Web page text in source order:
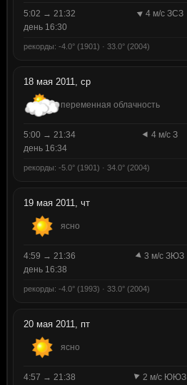
5:02 → 21:32
4 м/с ЗСЗ
день 16:30
рекорды: -4.0° (1901) · 33.0° (2004)
18 мая 2011, ср
переменная облачность
5:00 → 21:34
4 м/с З
день 16:34
рекорды: -5.0° (1901) · 34.0° (2004)
19 мая 2011, чт
ясно
4:59 → 21:36
3 м/с ЗЮЗ
день 16:38
рекорды: -4.0° (1993) · 33.0° (2004)
20 мая 2011, пт
ясно
4:57 → 21:38
2 м/с ЮЮЗ